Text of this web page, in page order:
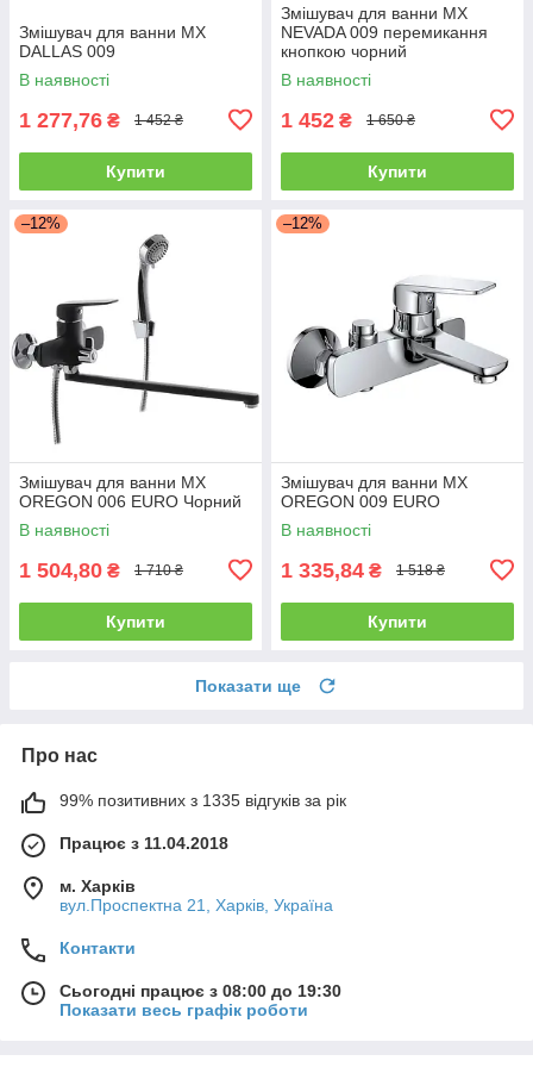
Змішувач для ванни MX
DALLAS 009
В наявності
1 277,76 ₴ 1 452 ₴
Купити
Змішувач для ванни MX
NEVADA 009 перемикання
кнопкою чорний
В наявності
1 452 ₴ 1 650 ₴
Купити
–12%
Змішувач для ванни MX
OREGON 006 EURO Чорний
В наявності
1 504,80 ₴ 1 710 ₴
Купити
–12%
Змішувач для ванни MX
OREGON 009 EURO
В наявності
1 335,84 ₴ 1 518 ₴
Купити
Показати ще
Про нас
99% позитивних з 1335 відгуків за рік
Працює з 11.04.2018
м. Харків
вул.Проспектна 21, Харків, Україна
Контакти
Сьогодні працює з 08:00 до 19:30
Показати весь графік роботи